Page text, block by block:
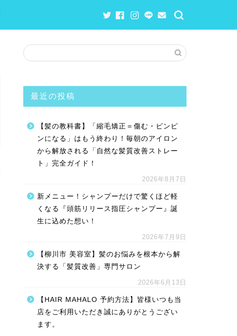
最近の投稿
【髪の教科書】「縮毛矯正＝傷む・ピンピ
ンになる」はもう終わり！毎朝のアイロン
から解放される「自然な髪質改善ストレー
ト」完全ガイド！
2026年8月7日
新メニュー！シャンプーだけで驚くほど軽
くなる『頭筋リリース指圧シャンプー』誕
生に込めた想い！
2026年7月9日
【柳川市 美容室】髪のお悩みを根本から解
決する「髪質改善」専門サロン
2026年6月13日
【HAIR MAHALO 予約方法】皆様いつも当
店をご利用いただき誠にありがとうござい
ます。